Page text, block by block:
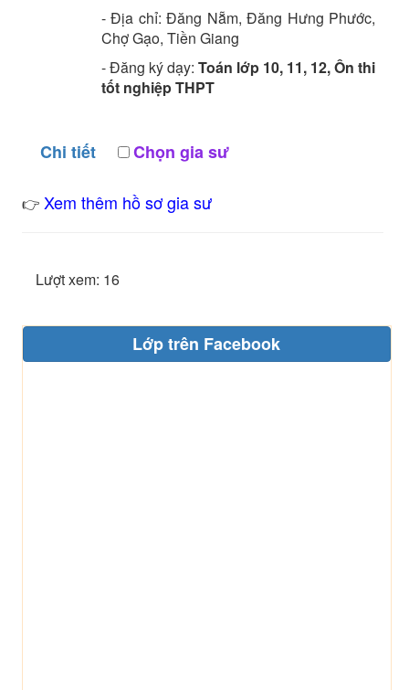
- Địa chỉ:Đăng Nẵm, Đăng Hưng Phước,
Chợ Gạo, Tiền Giang
- Đăng ký dạy: Toán lớp 10, 11, 12, Ôn thi
tốt nghiệp THPT
Chi tiết Chọn gia sư
👉 Xem thêm hồ sơ gia sư
Lượt xem: 16
Lớp trên Facebook